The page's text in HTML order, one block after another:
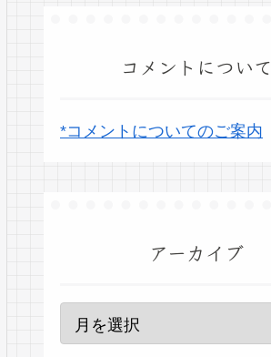
コメントについて
*コメントについてのご案内
アーカイブ